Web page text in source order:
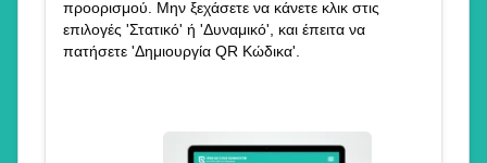
προορισμού. Μην ξεχάσετε να κάνετε κλικ στις
επιλογές 'Στατικό' ή 'Δυναμικό', και έπειτα να
πατήσετε 'Δημιουργία QR Κώδικα'.